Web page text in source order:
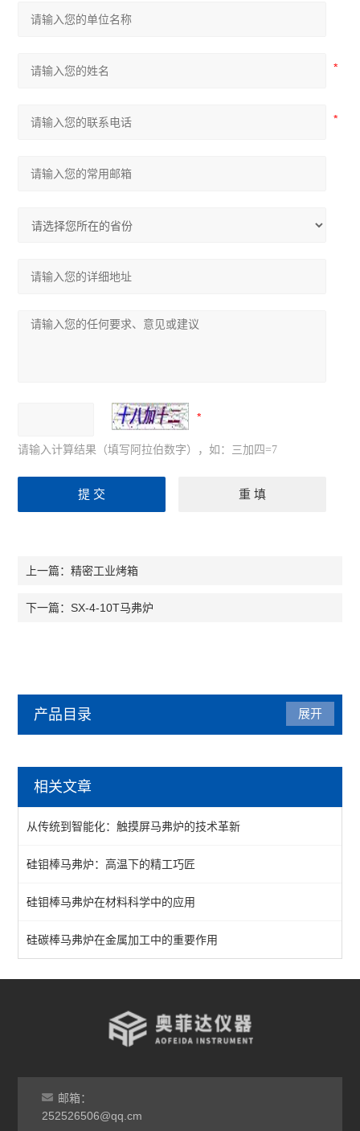
请输入计算结果（填写阿拉伯数字），如：三加四=7
上一篇：精密工业烤箱
下一篇： SX-4-10T马弗炉
产品目录
陶瓷纤维马弗炉
箱式马弗炉
分体式马弗炉
实验室马弗炉
箱式高温炉
灰分马弗炉
非标定做马弗炉
展开
相关文章
从传统到智能化：触摸屏马弗炉的技术革新
硅钼棒马弗炉：高温下的精工巧匠
硅钼棒马弗炉在材料科学中的应用
硅碳棒马弗炉在金属加工中的重要作用
邮箱：
252526506@qq.cm